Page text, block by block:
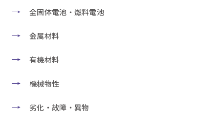
全固体電池・燃料電池
金属材料
有機材料
機械物性
劣化・故障・異物